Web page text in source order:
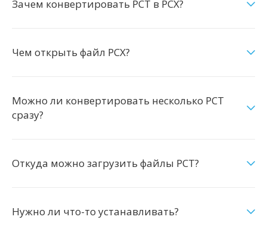
Зачем конвертировать PCT в PCX?
Чем открыть файл PCX?
Можно ли конвертировать несколько PCT
сразу?
Откуда можно загрузить файлы PCT?
Нужно ли что-то устанавливать?